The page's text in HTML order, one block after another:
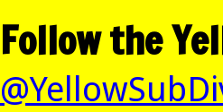
Follow the